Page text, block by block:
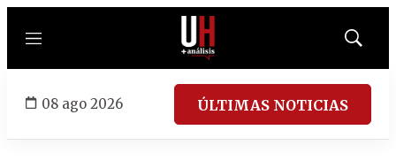
Menú
Mostrar
08 ago 2026 ÚLTIMAS NOTICIAS